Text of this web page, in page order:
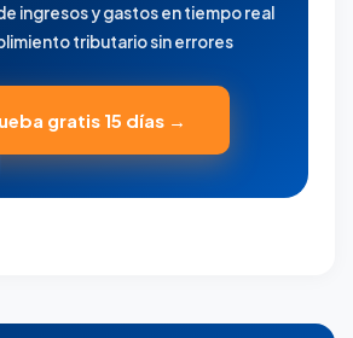
ingresos y gastos en tiempo real
tributario sin errores
gratis 15 días →